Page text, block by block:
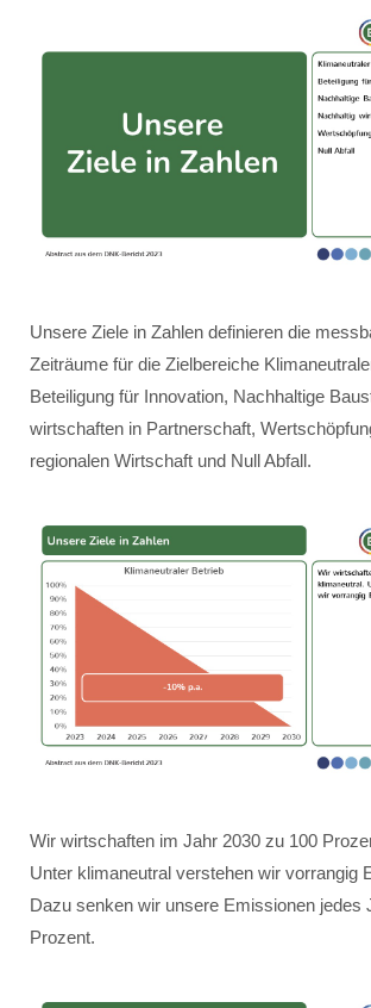
Unsere Ziele in Zahlen definieren die
Zeiträume für die Zielbereiche
Beteiligung für Innovation, Nachhaltige
wirtschaften in Partnerschaft,
regionalen Wirtschaft und Null Abfall.
Wir wirtschaften im Jahr 2030 zu 100
Unter klimaneutral verstehen wir vorrangig
Dazu senken wir unsere Emissionen jedes
Prozent.